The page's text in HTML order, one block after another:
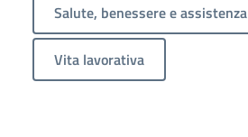
Salute, benessere e assistenza
Vita lavorativa